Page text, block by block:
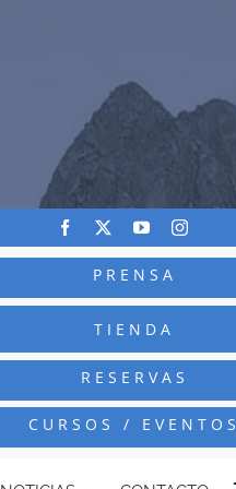
PRENSA
TIENDA
RESERVAS
CURSOS / EVENTOS